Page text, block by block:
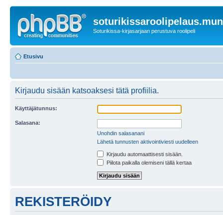
Soturikissa-kirjasarjaan perustuva roolipeli
Etusivu
Kirjaudu sisään katsoaksesi tätä profiilia.
Käyttäjätunnus:
Salasana:
Unohdin salasanani
Lähetä tunnusten aktivointiviesti uudelleen
Kirjaudu automaattisesti sisään.
Piilota paikalla olemiseni tällä kertaa
REKISTERÖIDY